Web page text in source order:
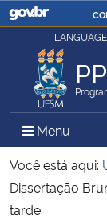
Ministério da Justiça e
Ministério da Defesa
Ministério das
Ministério da Economia
Menu
Você está aqui:
Dissertação
tarde